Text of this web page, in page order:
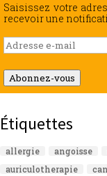
Saisissez votre
recevoir une
Adresse
e-
mail
Abonnez-vous
Étiquettes
allergie angoisse
auriculotherapie